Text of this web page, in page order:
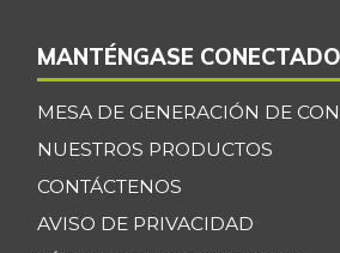
MANTÉNGASE CONECTADO
MESA DE GENERACIÓN DE
NUESTROS PRODUCTOS
CONTÁCTENOS
AVISO DE PRIVACIDAD